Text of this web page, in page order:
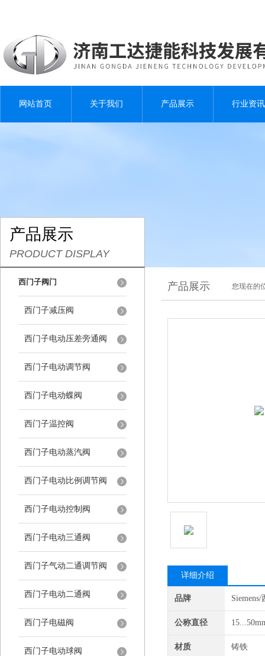
网站首页 关于我们 产品展示 行业资讯
产品展示
PRODUCT DISPLAY
西门子阀门
西门子减压阀
西门子电动压差旁通阀
西门子电动调节阀
西门子电动蝶阀
西门子温控阀
西门子电动蒸汽阀
西门子电动比例调节阀
西门子电动控制阀
西门子电动三通阀
西门子气动二通调节阀
西门子电动二通阀
西门子电磁阀
西门子电动球阀
产品展示 您现在的
详细介绍
品牌
公称直径
材质 铸铁